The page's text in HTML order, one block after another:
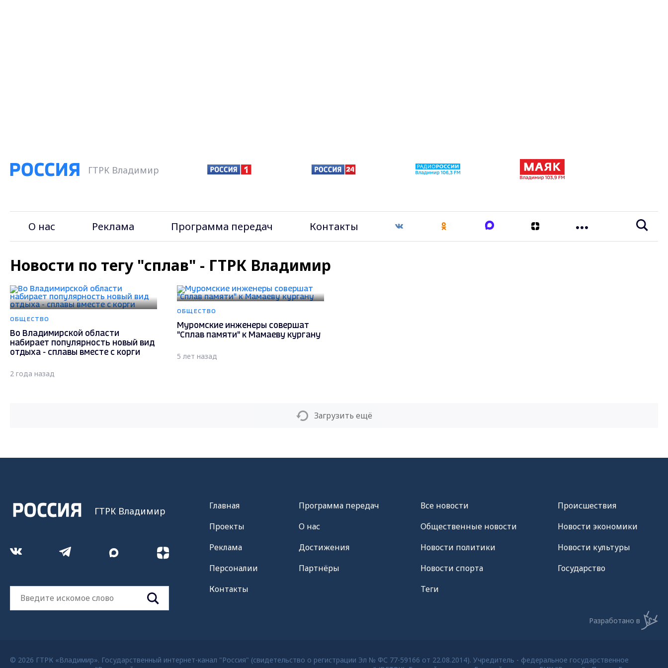
ГТРК Владимир
О нас Реклама Программа передач Контакты
Новости по тегу "сплав" - ГТРК Владимир
ОБЩЕСТВО
Во Владимирской области
набирает популярность новый вид
отдыха - сплавы вместе с корги
2 года назад
ОБЩЕСТВО
Муромские инженеры совершат
"Сплав памяти" к Мамаеву кургану
5 лет назад
Загрузить ещё
ГТРК Владимир
Главная
Проекты
Реклама
Персоналии
Контакты
Программа передач
О нас
Достижения
Партнёры
Все новости
Общественные новости
Новости политики
Новости спорта
Теги
Происшествия
Новости экономики
Новости культуры
Государство
Разработано в
© 2026 ГТРК «Владимир». Государственный интернет-канал "Россия" (свидетельство о регистрации Эл № ФС 77-59166 от 22.08.2014). Учредитель - федеральное государственное